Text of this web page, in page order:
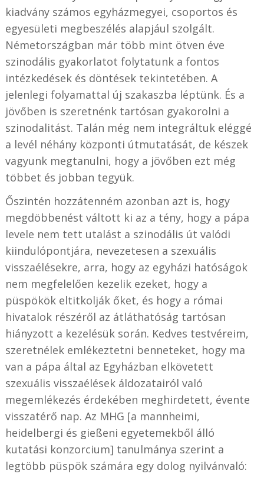
kiadvány számos egyházmegyei, csoportos és
egyesületi megbeszélés alapjául szolgált.
Németországban már több mint ötven éve
szinodális gyakorlatot folytatunk a fontos
intézkedések és döntések tekintetében. A
jelenlegi folyamattal új szakaszba léptünk. És a
jövőben is szeretnénk tartósan gyakorolni a
szinodalitást. Talán még nem integráltuk eléggé
a levél néhány központi útmutatását, de készek
vagyunk megtanulni, hogy a jövőben ezt még
többet és jobban tegyük.
Őszintén hozzátenném azonban azt is, hogy
megdöbbenést váltott ki az a tény, hogy a pápa
levele nem tett utalást a szinodális út valódi
kiindulópontjára, nevezetesen a szexuális
visszaélésekre, arra, hogy az egyházi hatóságok
nem megfelelően kezelik ezeket, hogy a
püspökök eltitkolják őket, és hogy a római
hivatalok részéről az átláthatóság tartósan
hiányzott a kezelésük során. Kedves testvéreim,
szeretnélek emlékeztetni benneteket, hogy ma
van a pápa által az Egyházban elkövetett
szexuális visszaélések áldozatairól való
megemlékezés érdekében meghirdetett, évente
visszatérő nap. Az MHG [a mannheimi,
heidelbergi és gießeni egyetemekből álló
kutatási konzorcium] tanulmánya szerint a
legtöbb püspök számára egy dolog nyilvánvaló: